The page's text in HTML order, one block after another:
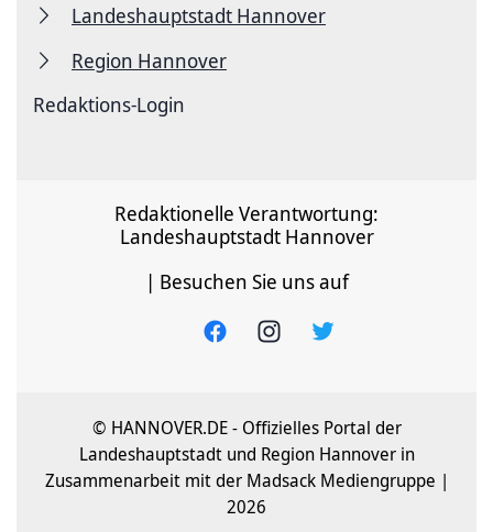
Landeshauptstadt Hannover
Region Hannover
Redaktions-Login
Redaktionelle Verantwortung:
Landeshauptstadt Hannover
| Besuchen Sie uns auf
© HANNOVER.DE - Offizielles Portal der
Landeshauptstadt und Region Hannover in
Zusammenarbeit mit der Madsack Mediengruppe |
2026